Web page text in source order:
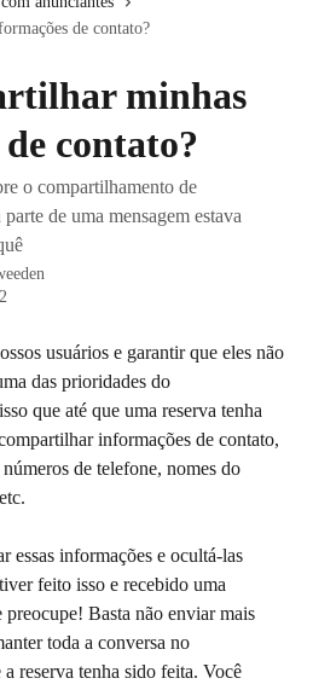
de contato?
minhas
contato?
o compartilhamento de
de uma mensagem estava
usuários e garantir que eles não
das prioridades do
que até que uma reserva tenha
informações de contato,
de telefone, nomes do
essas informações e ocultá-las
feito isso e recebido uma
preocupe! Basta não enviar mais
toda a conversa no
reserva tenha sido feita. Você